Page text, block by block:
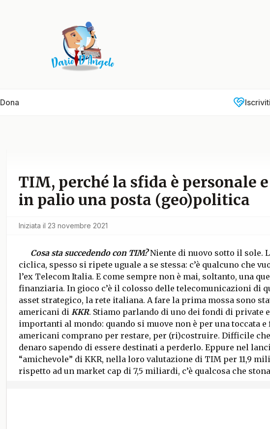
Dona Iscriviti
TIM, perché la sfida è personale
in palio una posta (geo)politica
Iniziata il 23 novembre 2021
Cosa sta succedendo con TIM?Niente di nuovo sotto il sole.
ciclica, spesso si ripete uguale a se stessa: c’è qualcuno che
l’ex Telecom Italia. E come sempre non è mai, soltanto, una
finanziaria. In gioco c’è il colosso delle telecomunicazioni di
asset strategico, la rete italiana. A fare la prima mossa sono
americani di KKR. Stiamo parlando di uno dei fondi di private
importanti al mondo: quando si muove non è per una toccata e
americani comprano per restare, per (ri)costruire. Difficile
denaro sapendo di essere destinati a perderlo. Eppure nel
“amichevole” di KKR, nella loro valutazione di TIM per 11,9
rispetto ad un market cap di 7,5 miliardi, c’è qualcosa che